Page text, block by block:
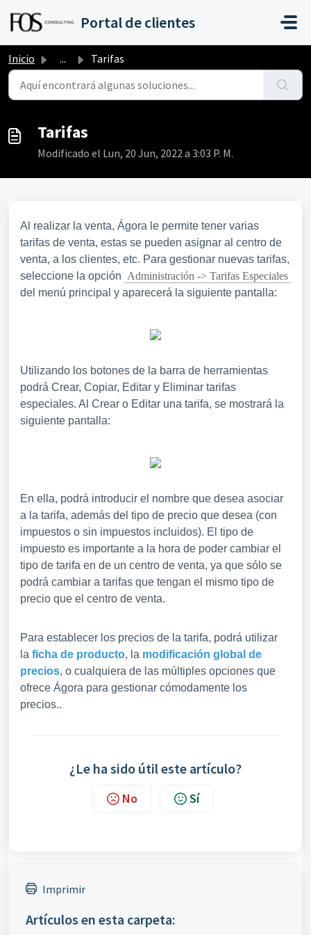
Portal de clientes
Inicio ... Tarifas
Tarifas
Modificado el Lun, 20 Jun, 2022 a 3:03 P. M.
Al realizar la venta, Ágora le permite tener varias
tarifas de venta, estas se pueden asignar al centro de
venta, a los clientes, etc. Para gestionar nuevas tarifas,
seleccione la opción Administración -> Tarifas Especiales
del menú principal y aparecerá la siguiente pantalla:
Utilizando los botones de la barra de herramientas
podrá Crear, Copiar, Editar y Eliminar tarifas
especiales. Al Crear o Editar una tarifa, se mostrará la
siguiente pantalla:
En ella, podrá introducir el nombre que desea asociar
a la tarifa, además del tipo de precio que desea (con
impuestos o sin impuestos incluidos). El tipo de
impuesto es importante a la hora de poder cambiar el
tipo de tarifa en de un centro de venta, ya que sólo se
podrá cambiar a tarifas que tengan el mismo tipo de
precio que el centro de venta.
Para establecer los precios de la tarifa, podrá utilizar
la ficha de producto, la modificación global de
precios, o cualquiera de las múltiples opciones que
ofrece Ágora para gestionar cómodamente los
precios..
¿Le ha sido útil este artículo?
No Sí
Imprimir
Artículos en esta carpeta: